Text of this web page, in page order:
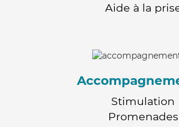
Aide à la
Stimulation
Promenades